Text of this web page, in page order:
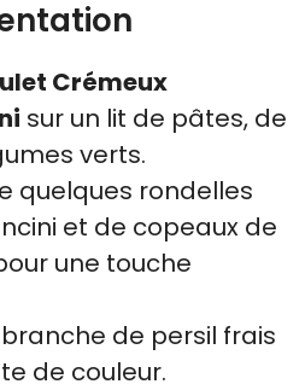
Crémeux
sur un lit de pâtes, de
verts.
quelques rondelles
et de copeaux de
une touche
de persil frais
de couleur.